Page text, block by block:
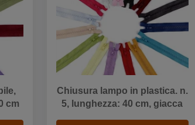
cm
Chiusura lampo in plastica. n.
5, lunghezza: 40 cm, giacca